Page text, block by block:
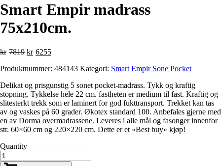
Smart Empir madrass
75x210cm.
kr 7819 Opprinnelig
var:
kr 6255Nåværende
er:
Produktnummer: 484143 Kategori: Smart Empir Sone Pocket
Delikat og prisgunstig 5 sonet pocket-madrass. Tykk og kraftig
stopning. Tykkelse hele 22 cm. fastheten er medium til fast. Kraftig og
slitesterkt trekk som er laminert for god fukttransport. Trekket kan tas
av og vaskes på 60 grader. Økotex standard 100. Anbefales gjerne med
en av Dorma overmadrassene. Leveres i alle mål og fasonger innenfor
str. 60×60 cm og 220×220 cm. Dette er et «Best buy» kjøp!
Quantity